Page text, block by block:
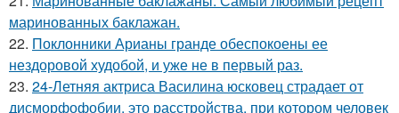
маринованных баклажан.
22. Поклонники Арианы гранде обеспокоены ее
нездоровой худобой, и уже не в первый раз.
23. 24-Летняя актриса Василина юсковец страдает от
дисморфофобии, это расстройства, при котором человек